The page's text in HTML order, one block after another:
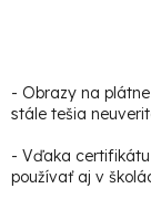
- Obrazy na
stále tešia
- Vďaka certifikátu
používať aj v